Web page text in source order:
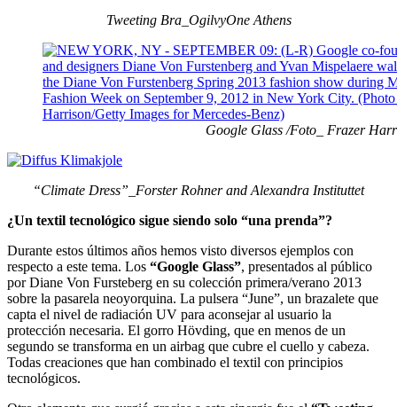
Tweeting Bra_OgilvyOne Athens
Google Glass /Foto_ Frazer
“Climate Dress”_Forster Rohner and Alexandra Instituttet
¿Un textil tecnológico sigue siendo solo “una prenda”?
Durante estos últimos años hemos visto diversos ejemplos con
respecto a este tema. Los “Google Glass”, presentados al público
por Diane Von Fursteberg en su colección primera/verano 2013
sobre la pasarela neoyorquina. La pulsera “June”, un brazalete que
capta el nivel de radiación UV para aconsejar al usuario la
protección necesaria. El gorro Hövding, que en menos de un
segundo se transforma en un airbag que cubre el cuello y cabeza.
Todas creaciones que han combinado el textil con principios
tecnológicos.